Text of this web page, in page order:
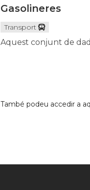
Gasolineres
Transport
Aquest conjunt de
També podeu accedir a